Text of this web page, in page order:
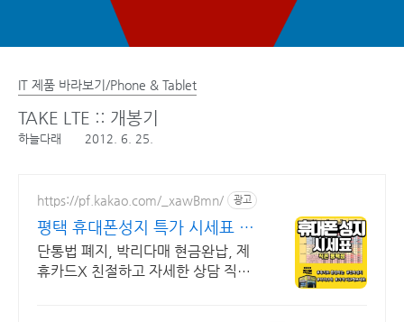
IT 제품 바라보기/Phone & Tablet
TAKE LTE :: 개봉기
하늘다래 2012. 6. 25.
https://pf.kakao.com/_xawBmn/ 광고
평택 휴대폰성지 특가 시세표 휴
대폰성지 직폰평택점
단통법 폐지, 박리다매 현금완납, 제
휴카드X 친절하고 자세한 상담 직폰